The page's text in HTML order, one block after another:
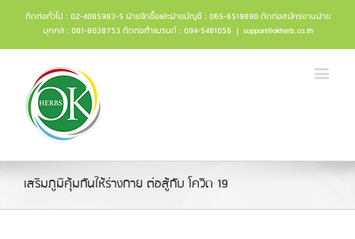
ติดต่อทั่วไป : 02-4085983-5 ฝ่ายจัดซื้อและฝ่ายบัญชี : 065-6519890 ติดต่อสมัครงานฝ่าย
บุคคล : 081-8038753 ติดต่อทำแบรนด์ : 094-5481056 | support@okherb.co.th
เสริมภูมิคุ้มกันให้ร่างกาย ต่อสู้กับ โควิด 19